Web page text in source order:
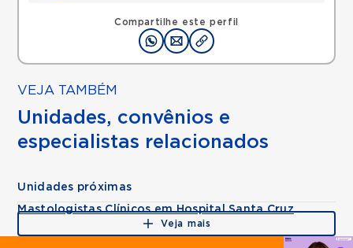
Compartilhe este perfil
VEJA TAMBÉM
Unidades, convênios e
especialistas relacionados
Unidades próximas
Mastologistas Clínicos em Hospital Santa Cruz
Veja mais